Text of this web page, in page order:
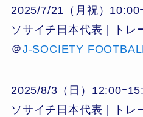
2025/7/21（月祝）10:00
ソサイチ日本代表｜ト
＠J-SOCIETY
2025/8/3（日）12:00ｰ
ソサイチ日本代表｜ト